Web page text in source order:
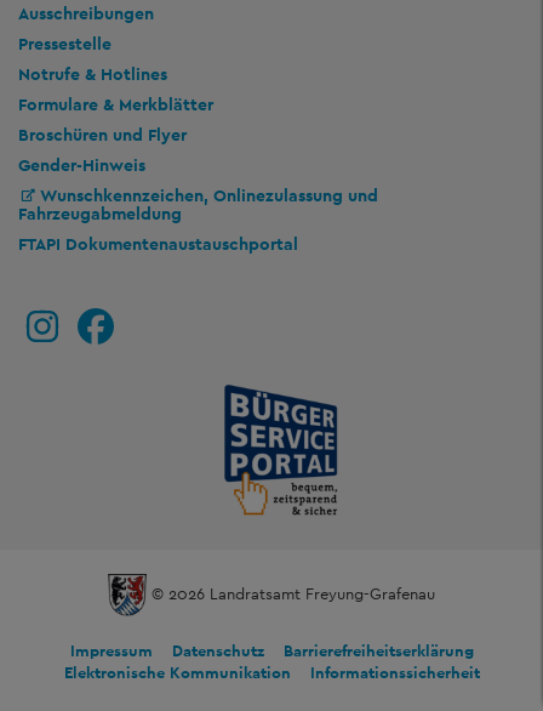
Ausschreibungen
Pressestelle
Notrufe & Hotlines
Formulare & Merkblätter
Broschüren und Flyer
Gender-Hinweis
Wunschkennzeichen, Onlinezulassung und
Fahrzeugabmeldung
FTAPI Dokumentenaustauschportal
© 2026 Landratsamt Freyung-Grafenau
Impressum Datenschutz
Barrierefreiheitserklärung
Elektronische Kommunikation
Informationssicherheit